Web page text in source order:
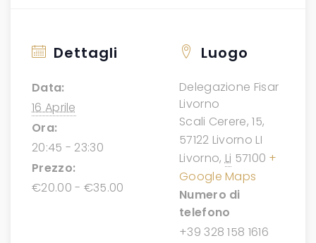
Dettagli
Data:
16 Aprile
Ora:
20:45 - 23:30
Prezzo:
€20.00 - €35.00
Luogo
Delegazione Fisar
Livorno
Scali Cerere, 15,
57122 Livorno LI
Livorno, Li 57100 +
Google Maps
Numero di
telefono
+39 328 158 1616